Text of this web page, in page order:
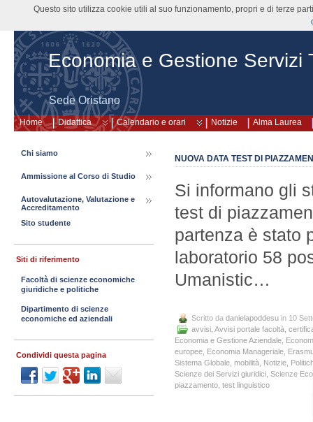
Economia e Gestione Servizi
Sede Oristano
Home Didattica Calendario e orari Notizie Alma Laurea
NUOVA DATA TEST DI
Si informano gli
test di
partenza è stato
laboratorio 58
Umanistic…
Scritto da danielapoddesu in 10
avvisi Avvisi portale facoltà
Economia e Gestione Aziendale
europee Economia Manageriale
Sistema Globale mobilità Notizie
Scienze dei Servizi giuridici Scienze
piazzamento test linguistico
Chi siamo
Ammissione al Corso di Studio
Autovalutazione, Valutazione e
Accreditamento
Sito studente
Siti di riferimento
Facoltà di scienze economiche
giuridiche e politiche
Dipartimento di scienze
economiche ed aziendali
Condividi questa pagina
Questo sito utilizza cookie utili al suo funzionamento, propri e di terze